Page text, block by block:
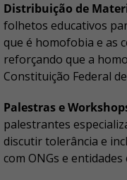
Distribuição de
folhetos educativos
que é homofobia e as
reforçando que a
Constituição Federal
Palestras e
palestrantes
discutir tolerância e
com ONGs e entidades